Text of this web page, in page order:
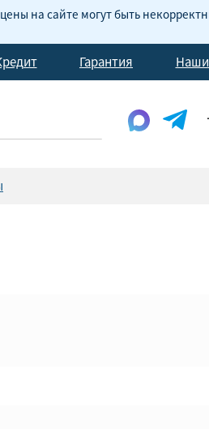
на сайте могут быть
Гарантия